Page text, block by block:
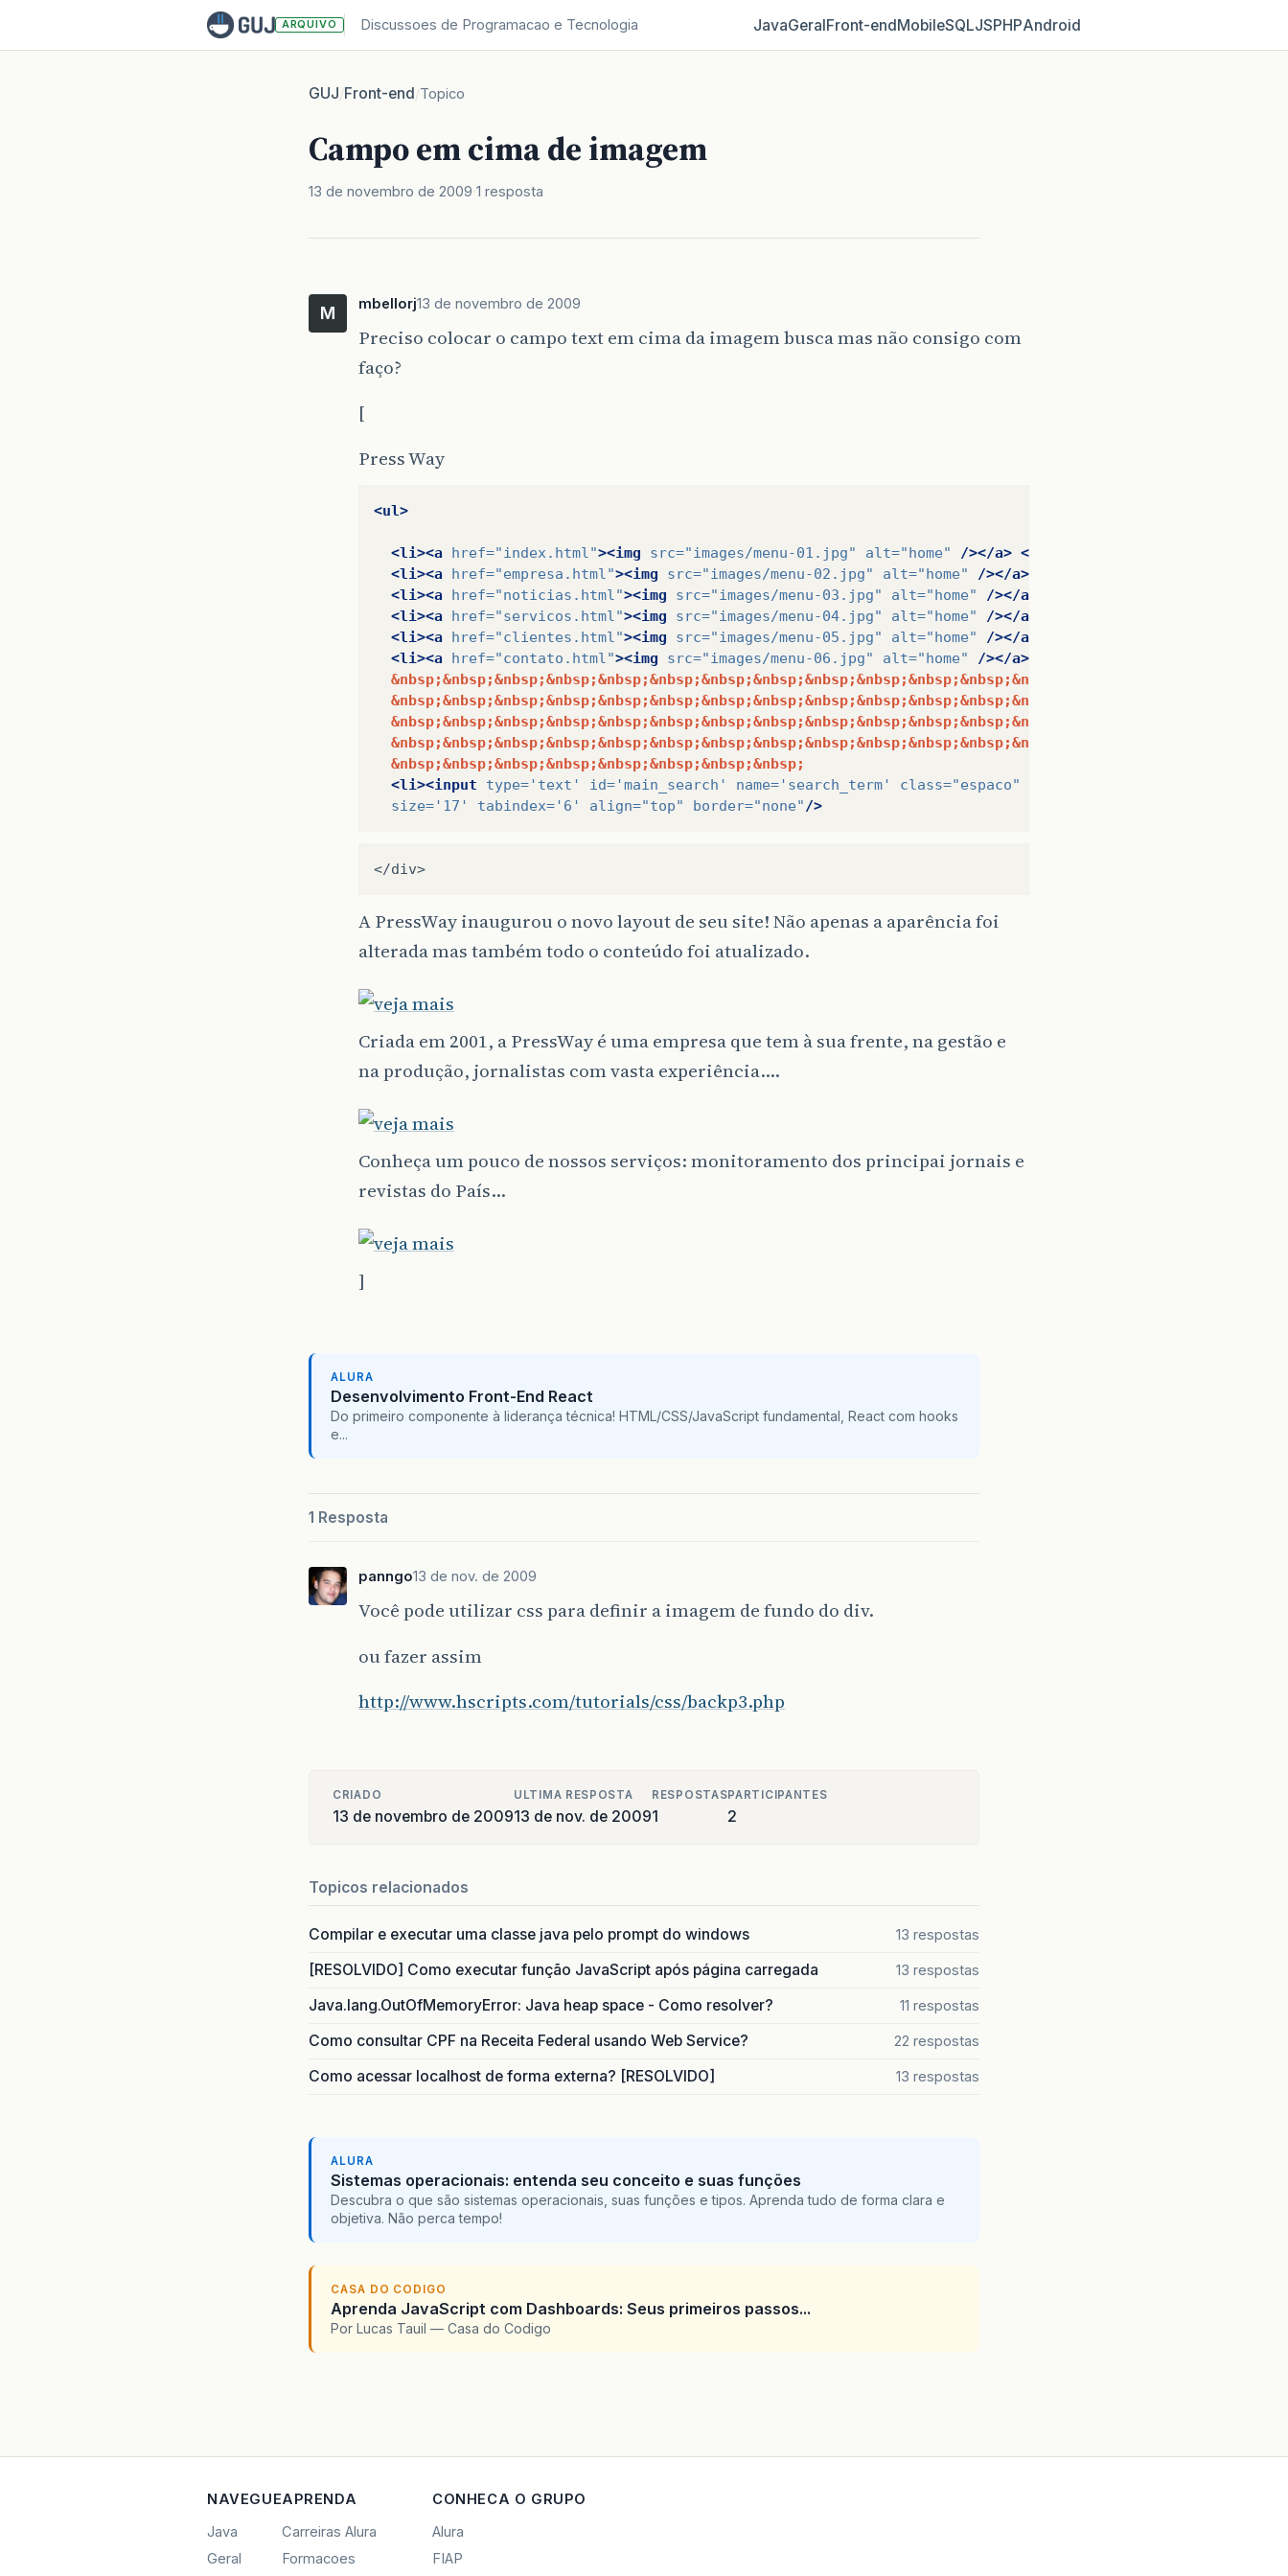
ARQUIVO Discussoes de Programacao e Tecnologia JavaGeralFront‑endMobileSQLJSPHPAndroid
GUJ/Front-end/Topico
Campo em cima de imagem
13 de novembro de 2009 1 resposta
M mbellorj13 de novembro de 2009
Preciso colocar o campo text em cima da imagem busca mas não consigo com
faço?
[
Press Way
<ul>
<li><a href="index.html"><img src="images/menu-01.jpg" alt="home" /></a> </li>
<li><a href="empresa.html"><img src="images/menu-02.jpg" alt="home"
/></a></li>
<li><a href="noticias.html"><img src="images/menu-03.jpg" alt="home"
/></a></li>
<li><a href="servicos.html"><img src="images/menu-04.jpg" alt="home"
/></a></li>
<li><a href="clientes.html"><img src="images/menu-05.jpg" alt="home"
/></a></li>
<li><a href="contato.html"><img src="images/menu-06.jpg" alt="home"
/></a></li>
&nbsp;&nbsp;&nbsp;&nbsp;&nbsp;&nbsp;&nbsp;&nbsp;&nbsp;&nbsp;&nbsp;&nbsp;&nbsp;&nbsp;&nbsp;&nbsp;&nbsp;
&nbsp;&nbsp;&nbsp;&nbsp;&nbsp;&nbsp;&nbsp;&nbsp;&nbsp;&nbsp;&nbsp;&nbsp;&nbsp;&nbsp;&nbsp;&nbsp;&nbsp;
&nbsp;&nbsp;&nbsp;&nbsp;&nbsp;&nbsp;&nbsp;&nbsp;&nbsp;&nbsp;&nbsp;&nbsp;&nbsp;&nbsp;&nbsp;&nbsp;&nbsp;
&nbsp;&nbsp;&nbsp;&nbsp;&nbsp;&nbsp;&nbsp;&nbsp;&nbsp;&nbsp;&nbsp;&nbsp;&nbsp;&nbsp;&nbsp;&nbsp;&nbsp;
&nbsp;&nbsp;&nbsp;&nbsp;&nbsp;&nbsp;&nbsp;&nbsp;
<li><input
type= 'text' id= 'main_search' name= 'search_term' class="espaco"
size= '17' tabindex= '6' align="top" border="none" />
A PressWay inaugurou o novo layout de seu site! Não apenas a aparência foi
alterada mas também todo o conteúdo foi atualizado.
Criada em 2001, a PressWay é uma empresa que tem à sua frente, na gestão e
na produção, jornalistas com vasta experiência....
Conheça um pouco de nossos serviços: monitoramento dos principai jornais e
revistas do País...
]
ALURA
Desenvolvimento Front-End React
Do primeiro componente à liderança técnica! HTML/CSS/JavaScript fundamental, React com hooks
e...
1 Resposta
panngo13 de nov. de 2009
Você pode utilizar css para definir a imagem de fundo do div.
ou fazer assim
http://www.hscripts.com/tutorials/css/backp3.php
CRIADO
13 de novembro de 2009
ULTIMA RESPOSTA
13 de nov. de 2009
RESPOSTAS
1
PARTICIPANTES
2
Topicos relacionados
Compilar e executar uma classe java pelo prompt do windows 13 respostas
[RESOLVIDO] Como executar função JavaScript após página carregada 13 respostas
Java.lang.OutOfMemoryError: Java heap space - Como resolver? 11 respostas
Como consultar CPF na Receita Federal usando Web Service? 22 respostas
Como acessar localhost de forma externa? [RESOLVIDO] 13 respostas
ALURA
Sistemas operacionais: entenda seu conceito e suas funções
Descubra o que são sistemas operacionais, suas funções e tipos. Aprenda tudo de forma clara e
objetiva. Não perca tempo!
CASA DO CODIGO
Aprenda JavaScript com Dashboards: Seus primeiros passos...
Por Lucas Tauil — Casa do Codigo
NAVEGUE
Java
Geral
APRENDA
Carreiras Alura
Formacoes
CONHECA O GRUPO
Alura
FIAP